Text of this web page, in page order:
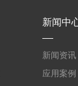
新闻中
新闻资讯
应用案例